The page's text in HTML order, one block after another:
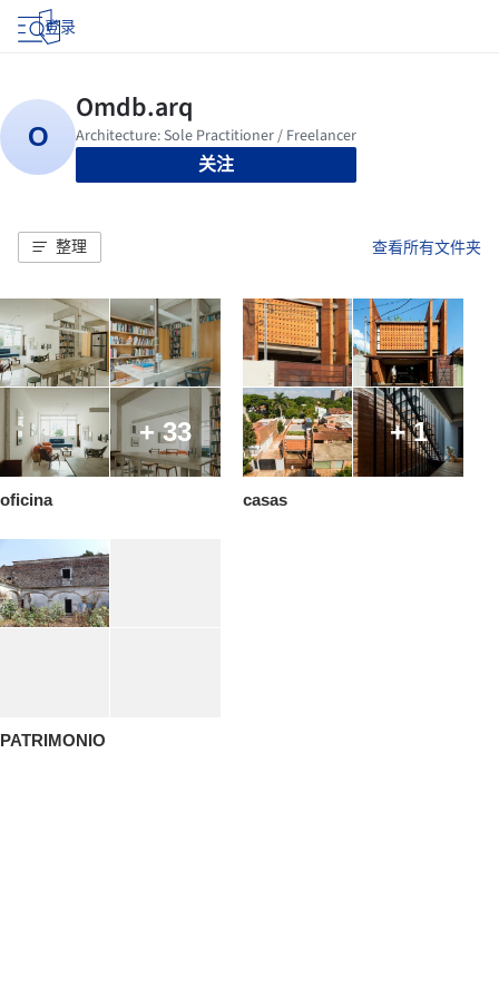
登录
关注
整理 查看所有文件夹
+ 33
oficina
+ 1
casas
PATRIMONIO